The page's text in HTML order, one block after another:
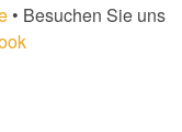
• Besuchen Sie uns